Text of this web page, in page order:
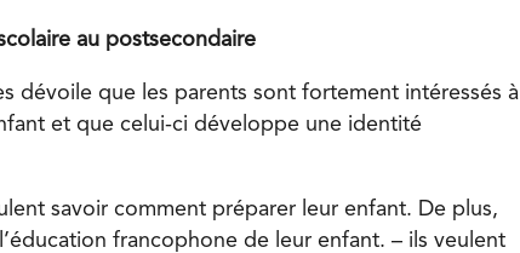
au postsecondaire
dévoile que les parents sont fortement intéressés à
et que celui-ci développe une identité
savoir comment préparer leur enfant. De plus,
francophone de leur enfant. – ils veulent